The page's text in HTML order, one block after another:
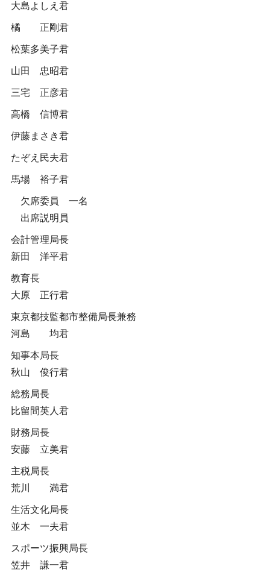
大島よしえ君
橘 正剛君
松葉多美子君
山田 忠昭君
三宅 正彦君
高橋 信博君
伊藤まさき君
たぞえ民夫君
馬場 裕子君
欠席委員 一名
出席説明員
会計管理局長
新田 洋平君
教育長
大原 正行君
東京都技監都市整備局長兼務
河島 均君
知事本局長
秋山 俊行君
総務局長
比留間英人君
財務局長
安藤 立美君
主税局長
荒川 満君
生活文化局長
並木 一夫君
スポーツ振興局長
笠井 謙一君